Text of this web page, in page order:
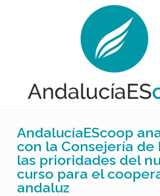
AndalucíaEScoop
con la Consejería de
las prioridades del
curso para el
andaluz